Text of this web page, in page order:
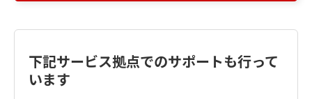
下記サービス拠点でのサポートも行って
います